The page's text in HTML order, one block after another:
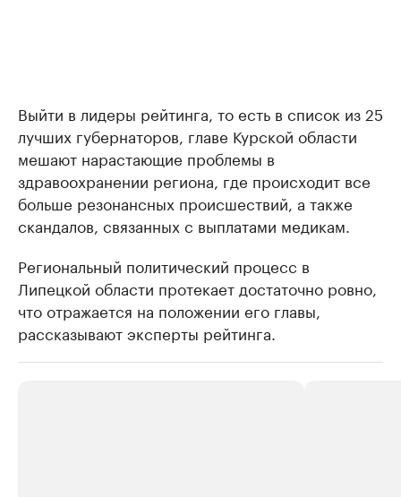
Выйти в лидеры рейтинга, то есть в список из 25
лучших губернаторов, главе Курской области
мешают нарастающие проблемы в
здравоохранении региона, где происходит все
больше резонансных происшествий, а также
скандалов, связанных с выплатами медикам.
Региональный политический процесс в
Липецкой области протекает достаточно ровно,
что отражается на положении его главы,
рассказывают эксперты рейтинга.